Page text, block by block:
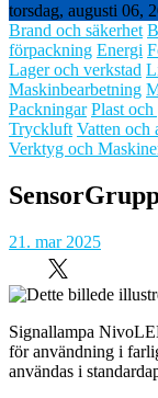
torsdag, augusti 06,
Brand och säkerhet
förpackning Energi
Lager och verkstad
Maskinbearbetning
Packningar Plast
Tryckluft Vatten och
Verktyg och
21. mar 2025
Signallampa
för användning i
användas i